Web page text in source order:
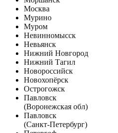
Москва
Мурино
Муром
Невинномысск
Невьянск
Нижний Новгород
Нижний Тагил
Новороссийск
Новохопёрск
Острогожск
Павловск
(Воронежская обл)
Павловск
(Санкт-Петербург)